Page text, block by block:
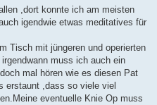
,dort konnte ich am meisten
igendwie etwas meditatives für
Tisch mit jüngeren und operierten
muss ich auch ein
mal hören wie es diesen Pat
erstaunt ,dass so viele viel
eventuelle Knie Op muss